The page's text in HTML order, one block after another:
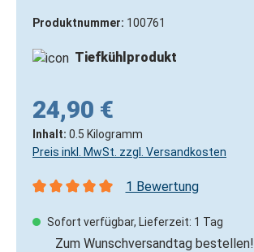
Produktnummer: 100761
Tiefkühlprodukt
24,90 €
Inhalt: 0.5 Kilogramm
Preis inkl. MwSt. zzgl. Versandkosten
1 Bewertung
Sofort verfügbar, Lieferzeit: 1 Tag
Zum Wunschversandtag bestellen!